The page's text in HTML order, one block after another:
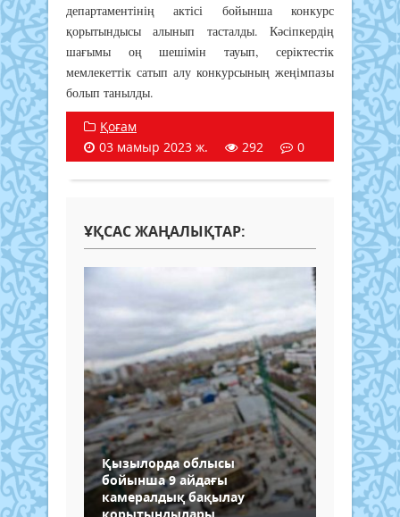
департаментінің актісі бойынша конкурс
қорытындысы алынып тасталды. Кәсіпкердің
шағымы оң шешімін тауып, серіктестік
мемлекеттік сатып алу конкурсының жеңімпазы
болып танылды.
Қоғам
03 мамыр 2023 ж.
292 0
ҰҚСАС ЖАҢАЛЫҚТАР:
Қызылорда облысы
бойынша 9 айдағы
камералдық бақылау
қорытындылары